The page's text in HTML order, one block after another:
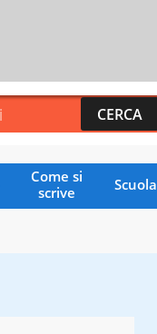
Come si
scrive
Scuola